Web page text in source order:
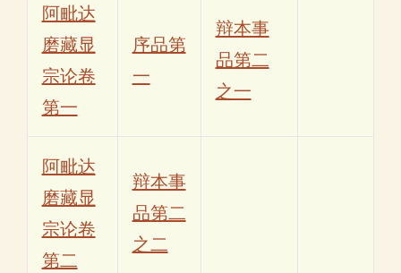
阿毗达
磨藏显
宗论卷
第一
序品第
一
辩本事
品第二
之一
阿毗达
磨藏显
宗论卷
第二
辩本事
品第二
之二